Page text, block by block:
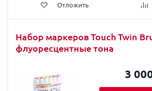
Отложить
Набор маркеров Touch Twin
флуоресцентные тона
3